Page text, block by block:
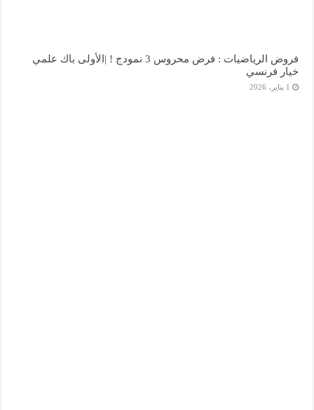
فروض الرياضيات : فرض محروس 3 نمودج ! |الأولى باك علمي
خيار فرنسي
1 يناير، 2026